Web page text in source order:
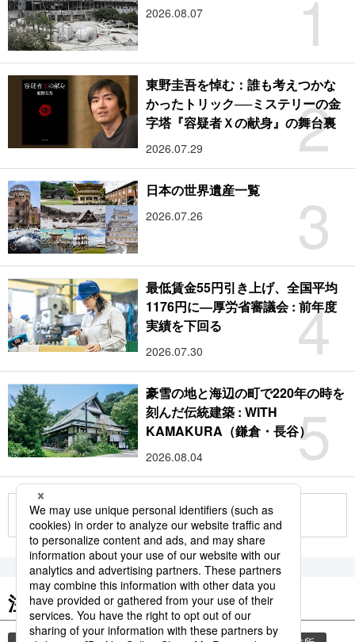
1
2026.08.07
2
東野圭吾を悼む：誰も考えつかな
かったトリック──ミステリーの金
字塔『容疑者Ｘの献身』の舞台裏
2026.07.29
3
日本の世界遺産一覧
2026.07.26
4
最低賃金55円引き上げ、全国平均
1176円に―厚労省審議会 : 前年度
実績を下回る
2026.07.30
5
豪雪の地と海辺の町で220年の時を
刻んだ伝統建築 : WITH
KAMAKURA（鎌倉・長谷）
2026.08.04
もっと見る
注目のキーワード